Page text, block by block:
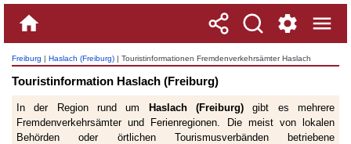
Freiburg | Haslach (Freiburg) | Touristinformationen Fremdenverkehrsämter Haslach
Touristinformation Haslach (Freiburg)
In der Region rund um Haslach (Freiburg) gibt es mehrere
Fremdenverkehrsämter und Ferienregionen. Die meist von lokalen
Behörden oder örtlichen Tourismusverbänden betriebene